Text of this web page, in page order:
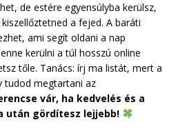
de estére egyensúlyba kerülsz,
a fejed. A baráti
ami segít oldani a nap
kerülni a túl hosszú online
tőle. Tanács: írj ma listát, mert a
tudod megtartani az
vár, ha kedvelés és a
után gördítesz lejjebb!